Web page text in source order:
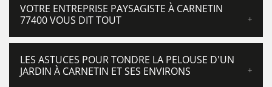
VOTRE ENTREPRISE PAYSAGISTE À CARNETIN
77400 VOUS DIT TOUT
LES ASTUCES POUR TONDRE LA PELOUSE D'UN
JARDIN À CARNETIN ET SES ENVIRONS